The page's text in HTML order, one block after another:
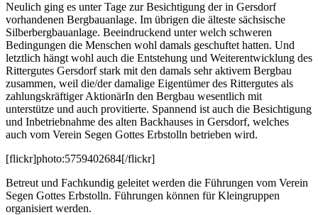
Neulich ging es unter Tage zur Besichtigung der in Gersdorf
vorhandenen Bergbauanlage. Im übrigen die älteste sächsische
Silberbergbauanlage. Beeindruckend unter welch schweren
Bedingungen die Menschen wohl damals geschuftet hatten. Und
letztlich hängt wohl auch die Entstehung und Weiterentwicklung des
Rittergutes Gersdorf stark mit den damals sehr aktivem Bergbau
zusammen, weil die/der damalige Eigentümer des Rittergutes als
zahlungskräftiger AktionärIn den Bergbau wesentlich mit
unterstütze und auch provitierte. Spannend ist auch die Besichtigung
und Inbetriebnahme des alten Backhauses in Gersdorf, welches
auch vom Verein Segen Gottes Erbstolln betrieben wird.
[flickr]photo:5759402684[/flickr]
Betreut und Fachkundig geleitet werden die Führungen vom Verein
Segen Gottes Erbstolln. Führungen können für Kleingruppen
organisiert werden.